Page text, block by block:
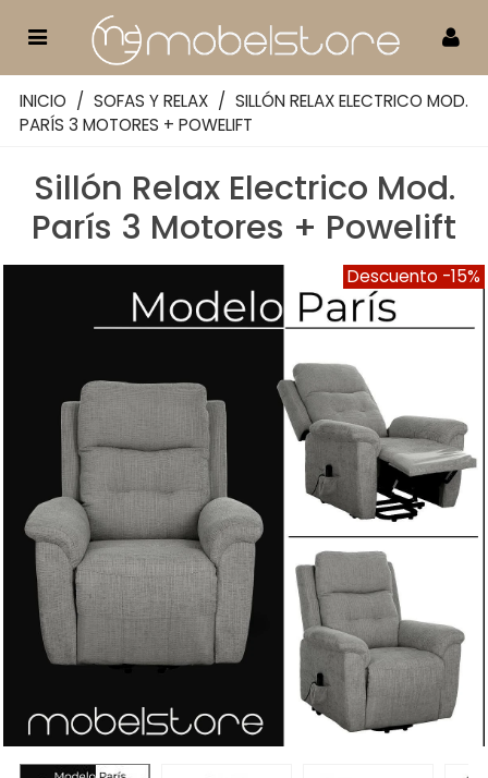
INICIO / SOFAS Y RELAX / SILLÓN RELAX ELECTRICO MOD.
PARÍS 3 MOTORES + POWELIFT
Sillón Relax Electrico Mod.
París 3 Motores + Powelift
Descuento -15%